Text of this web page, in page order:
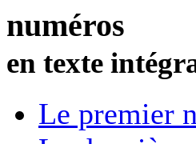
numéros
en texte
Le premier